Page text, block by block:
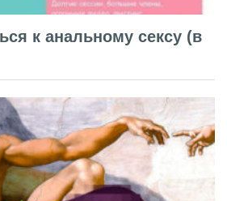
к анальному сексу (в